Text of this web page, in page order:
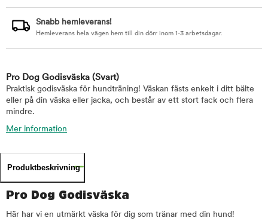
Snabb hemleverans!
Hemleverans hela vägen hem till din dörr inom 1-3 arbetsdagar.
Pro Dog Godisväska (Svart)
Praktisk godisväska för hundträning! Väskan fästs enkelt i ditt bälte
eller på din väska eller jacka, och består av ett stort fack och flera
mindre.
Mer information
Produktbeskrivning
Pro Dog Godisväska
Här har vi en utmärkt väska för dig som tränar med din hund!